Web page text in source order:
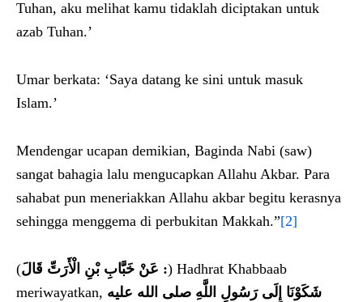
Tuhan, aku melihat kamu tidaklah diciptakan untuk
azab Tuhan.’
Umar berkata: ‘Saya datang ke sini untuk masuk
Islam.’
Mendengar ucapan demikian, Baginda Nabi (saw)
sangat bahagia lalu mengucapkan Allahu Akbar. Para
sahabat pun meneriakkan Allahu akbar begitu kerasnya
sehingga menggema di perbukitan Makkah.”[2]
( عَنْ خَبَّابِ بْنِ الْأَرَتِّ قَالَ :) Hadhrat Khabbaab
meriwayatkan, شَكَوْنَا إِلَى رَسُولِ اللَّهِ صلى الله عليه